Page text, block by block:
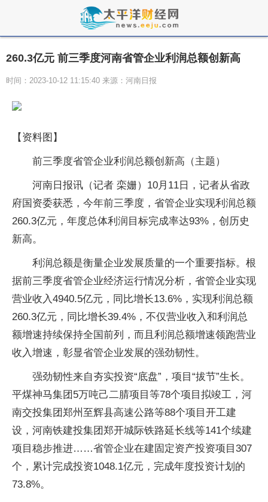
260.3亿元 前三季度河南省管企业利润总额创新高
时间：2023-10-12 11:15:40 来源：河南日报
【资料图】
前三季度省管企业利润总额创新高（主题）
河南日报讯（记者 栾姗）10月11日，记者从省政
府国资委获悉，今年前三季度，省管企业实现利润总额
260.3亿元，年度总体利润目标完成率达93%，创历史
新高。
利润总额是衡量企业发展质量的一个重要指标。根
据前三季度省管企业经济运行情况分析，省管企业实现
营业收入4940.5亿元，同比增长13.6%，实现利润总额
260.3亿元，同比增长39.4%，不仅营业收入和利润总
额增速持续保持全国前列，而且利润总额增速领跑营业
收入增速，彰显省管企业发展的强劲韧性。
强劲韧性来自夯实投资“底盘”，项目“拔节”生长。
平煤神马集团5万吨己二腈项目等78个项目拟竣工，河
南交投集团郑州至辉县高速公路等88个项目开工建
设，河南铁建投集团郑开城际铁路延长线等141个续建
项目稳步推进……省管企业在建固定资产投资项目307
个，累计完成投资1048.1亿元，完成年度投资计划的
73.8%。